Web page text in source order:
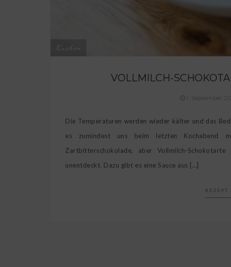
Kuchen
VOLLMILCH-
1. September
Die Temperaturen werden wieder kälter und das
es zumindest uns beim letzten Kochabend
Zartbitterschokolade, aber Vollmilch-
unentdeckt. Dazu gibt es eine Sauce aus […]
REZEPT